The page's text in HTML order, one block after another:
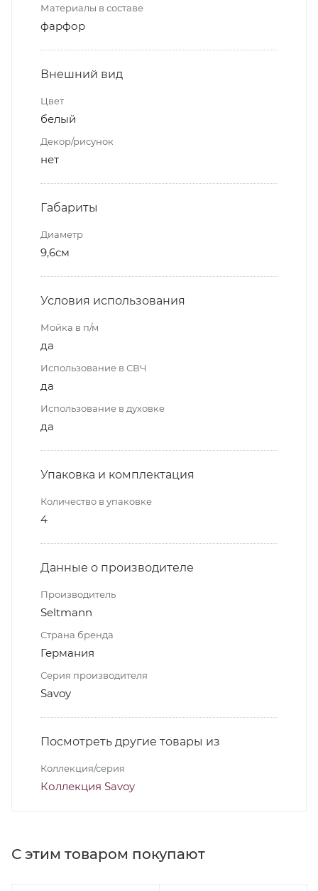
Материалы в составе
фарфор
Внешний вид
Цвет
белый
Декор/рисунок
нет
Габариты
Диаметр
9,6см
Условия использования
Мойка в п/м
да
Использование в СВЧ
да
Использование в духовке
да
Упаковка и комплектация
Количество в упаковке
4
Данные о производителе
Производитель
Seltmann
Страна бренда
Германия
Серия производителя
Savoy
Посмотреть другие товары из
Коллекция/серия
Коллекция Savoy
С этим товаром покупают